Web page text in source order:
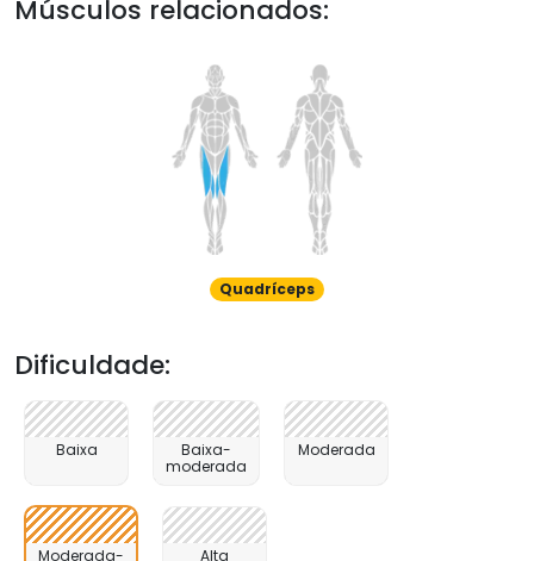
Músculos relacionados:
Quadríceps
Dificuldade:
Baixa
Baixa-
moderada
Moderada
Moderada-
Alta